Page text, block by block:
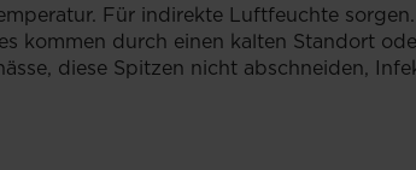
Für indirekte Luftfeuchte
kommen durch einen kalten Standort
diese Spitzen nicht abschneiden,